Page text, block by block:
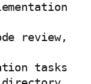
review,
tasks